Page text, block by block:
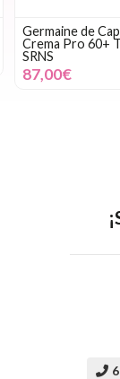
Germaine de
Crema Pro 60+
SRNS
87,00€